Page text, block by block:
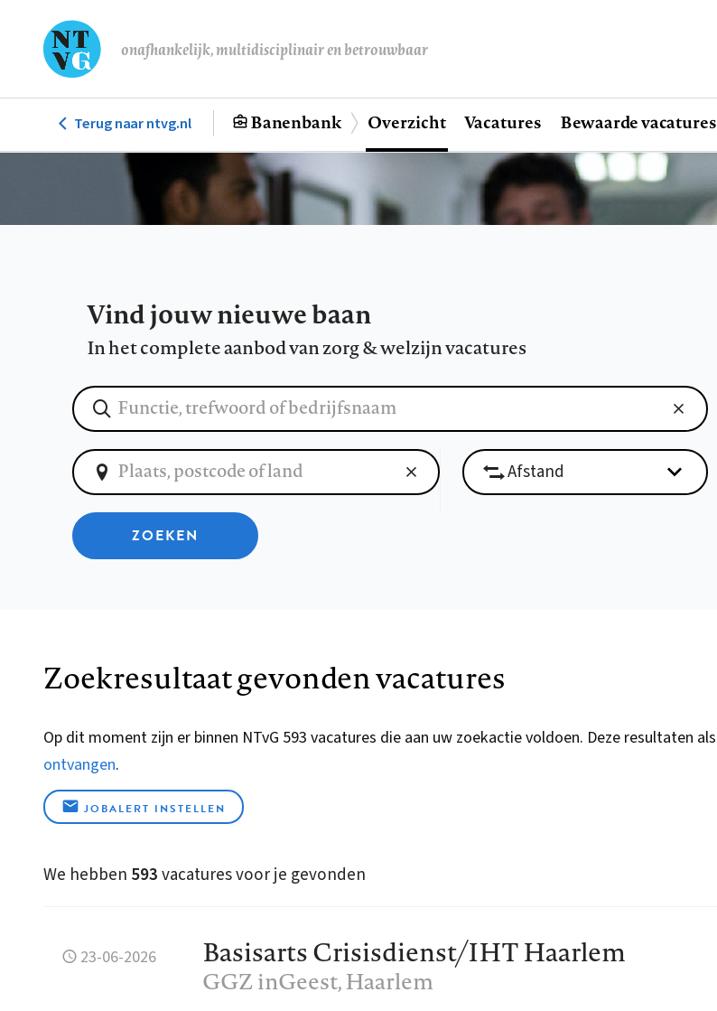
de
onafhankelijk, multidisciplinair en betrouwbaar
Hoofdnavigatie
Terug naar ntvg.nl Banenbank Overzicht Vacatures Bewaarde vacatures
Vind jouw nieuwe baan
In het complete aanbod van zorg & welzijn vacatures
ZOEKEN
Zoekresultaat gevonden vacatures
Op dit moment zijn er binnen NTvG 593 vacatures die aan uw zoekactie voldoen. Deze resultaten als
ontvangen.
JOBALERT INSTELLEN
We hebben 593vacatures voor je gevonden
23-06-2026 Basisarts Crisisdienst/IHT Haarlem
GGZ inGeest, Haarlem